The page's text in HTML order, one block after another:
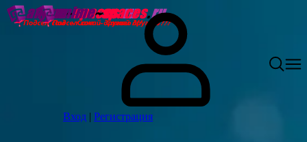
Вход | Регистрация